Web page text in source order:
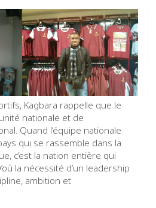
Kagbara rappelle que le
nationale et de
Quand l’équipe nationale
qui se rassemble dans la
c’est la nation entière qui
la nécessité d’un leadership
ambition et